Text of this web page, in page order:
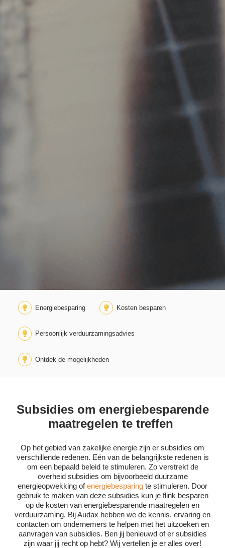
Energiebesparing Kosten besparen
Persoonlijk verduurzamingsadvies
Ontdek de mogelijkheden
Subsidies om energiebesparende
maatregelen te treffen
Op het gebied van zakelijke energie zijn er subsidies om
verschillende redenen. Eén van de belangrijkste redenen is
om een bepaald beleid te stimuleren. Zo verstrekt de
overheid subsidies om bijvoorbeeld duurzame
energieopwekking ofenergiebesparing te stimuleren. Door
gebruik te maken van deze subsidies kun je flink besparen
op de kosten van energiebesparende maatregelen en
verduurzaming. Bij Audax hebben we de kennis, ervaring en
contacten om ondernemers te helpen met het uitzoeken en
aanvragen van subsidies. Ben jij benieuwd of er subsidies
zijn waar jij recht op hebt? Wij vertellen je er alles over!